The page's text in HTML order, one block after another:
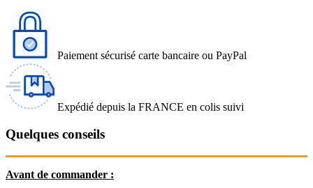
Paiement sécurisé carte bancaire ou PayPal
Expédié depuis la FRANCE en colis suivi
Quelques conseils
Avant de commander :